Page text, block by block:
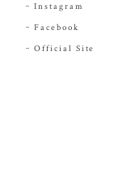
Instagram
Facebook
Official Site